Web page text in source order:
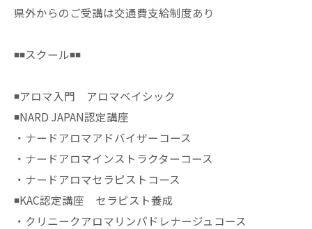
県外からのご受講は交通費支給制度あり
◾️◾️スクール◾️◾️
◾️アロマ入門 アロマベイシック
◾️NARD JAPAN認定講座
・ナードアロマアドバイザーコース
・ナードアロマインストラクターコース
・ナードアロマセラピストコース
◾️KAC認定講座 セラピスト養成
・クリニークアロマリンパドレナージュコース